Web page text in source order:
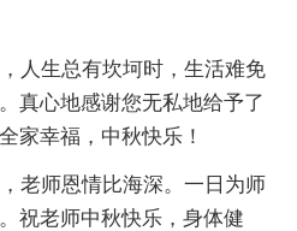
人生总有坎坷时，生活难免
真心地感谢您无私地给予了
家幸福，中秋快乐！
老师恩情比海深。一日为师
祝老师中秋快乐，身体健